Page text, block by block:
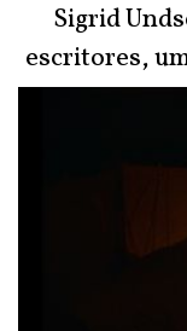
Sigrid
escritores,